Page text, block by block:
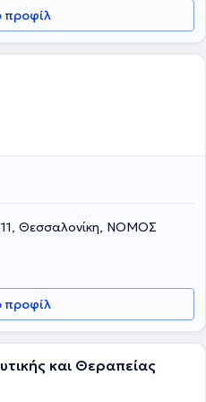
προφίλ
11, Θεσσαλονίκη, ΝΟΜΟΣ
προφίλ
και Θεραπείας